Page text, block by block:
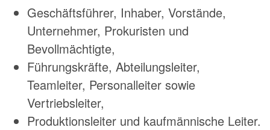
Geschäftsführer, Inhaber, Vorstände,
Unternehmer, Prokuristen und
Bevollmächtigte,
Führungskräfte, Abteilungsleiter,
Teamleiter, Personalleiter sowie
Vertriebsleiter,
Produktionsleiter und kaufmännische Leiter.